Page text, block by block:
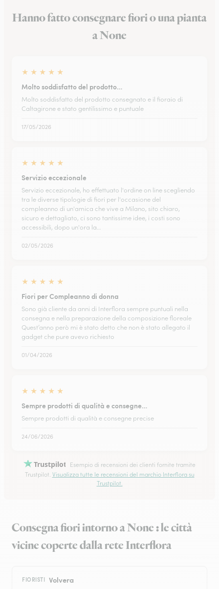
Hanno fatto consegnare fiori o una pianta
a None
★ ★ ★ ★ ★
Molto soddisfatto del prodotto…
Molto soddisfatto del prodotto consegnato e il fioraio di
Caltagirone e stato gentilissimo e puntuale
17/05/2026
★ ★ ★ ★ ★
Servizio eccezionale
Servizio eccezionale, ho effettuato l'ordine on line scegliendo
tra le diverse tipologie di fiori per l'occasione del
compleanno di un'amica che vive a Milano, sito chiaro,
sicuro e dettagliato, ci sono tantissime idee, i costi sono
accessibili, dopo un'ora la…
02/05/2026
★ ★ ★ ★ ★
Fiori per Compleanno di donna
Sono già cliente da anni di Interflora sempre puntuali nella
consegna e nella preparazione della composizione floreale
Quest’anno però mi è stato detto che non è stato allegato il
gadget che pure avevo richiesto
01/04/2026
★ ★ ★ ★ ★
Sempre prodotti di qualità e consegne…
Sempre prodotti di qualità e consegne precise
24/06/2026
Trustpilot
Esempio di recensioni dei clienti fornite tramite
Trustpilot. Visualizza tutte le recensioni del marchio Interflora su
Trustpilot.
Consegna fiori intorno a None : le città
vicine coperte dalla rete Interflora
FIORISTI Volvera